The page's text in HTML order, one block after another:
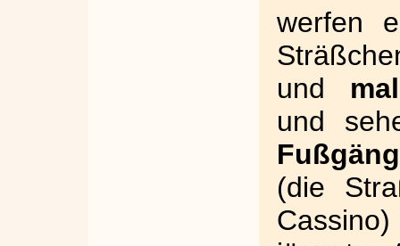
werfen
und
und
(die